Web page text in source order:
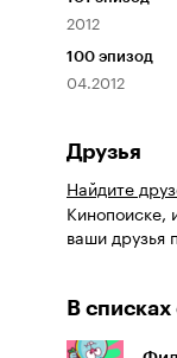
2012
100 эпизод
04.2012
Друзья
Найдите
Кинопоиске,
ваши друзья
В